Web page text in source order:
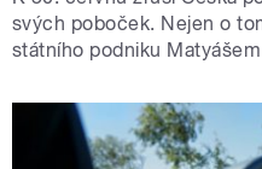
svých poboček. Nejen o
státního podniku